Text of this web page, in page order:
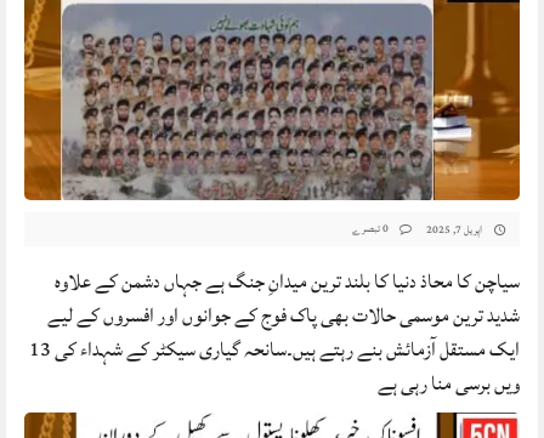
اپریل 7, 2025
سیاچن کا محاذ دنیا کا بلند ترین میدانِ جنگ ہے جہاں دشمن کے علاوہ
شدید ترین موسمی حالات بھی پاک فوج کے جوانوں اور افسروں کے لیے
ایک مستقل آزمائش بنے رہتے ہیں۔سانحہ گیاری سیکٹر کے شہداء کی 13
ویں برسی منا رہی ہے